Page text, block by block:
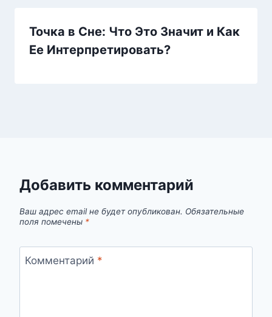
Точка в Сне: Что Это Значит и Как
Ее Интерпретировать?
Добавить комментарий
Ваш адрес email не будет опубликован. Обязательные
поля помечены *
Комментарий *